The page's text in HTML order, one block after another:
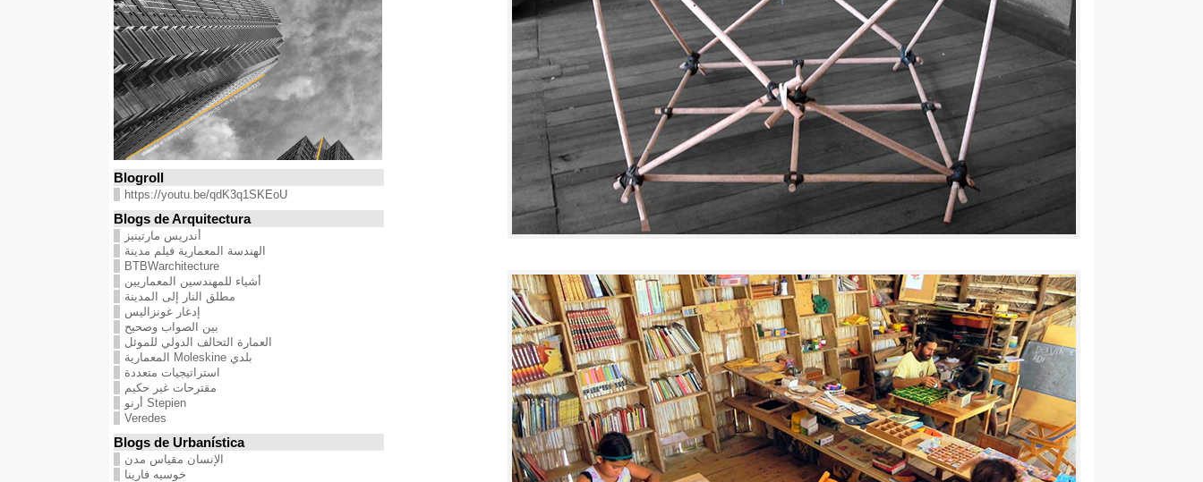
Blogroll
https://youtu.be/qdK3q1SKEoU
Blogs de Arquitectura
أندريس مارتينيز
الهندسة المعمارية فيلم مدينة
BTBWarchitecture
أشياء للمهندسين المعماريين
مطلق النار إلى المدينة
إدغار غونزاليس
بين الصواب وصحيح
العمارة التحالف الدولي للموئل
بلدي Moleskine المعمارية
استراتيجيات متعددة
مقترحات غير حكيم
Stepien أرنو
Veredes
Blogs de Urbanística
الإنسان مقياس مدن
خوسيه فارينا